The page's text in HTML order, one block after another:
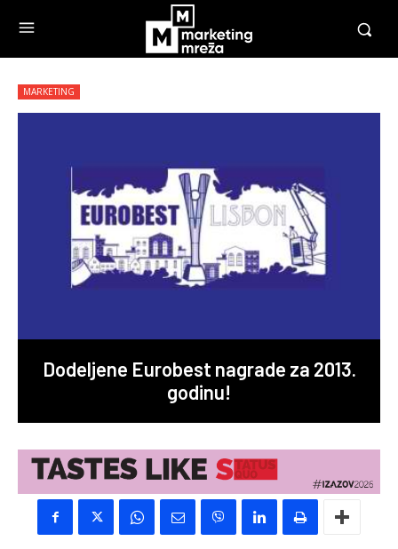
MARKETING
Dodeljene Eurobest nagrade za 2013.
godinu!